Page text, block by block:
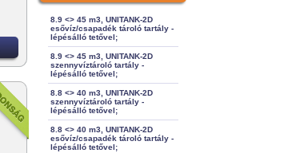
8.9 <> 45 m3, UNITANK-2D
esővíz/csapadék tároló tartály -
lépésálló tetővel;
8.9 <> 45 m3, UNITANK-2D
szennyvíztároló tartály -
lépésálló tetővel;
8.8 <> 40 m3, UNITANK-2D
szennyvíztároló tartály -
lépésálló tetővel;
8.8 <> 40 m3, UNITANK-2D
esővíz/csapadék tároló tartály -
lépésálló tetővel;